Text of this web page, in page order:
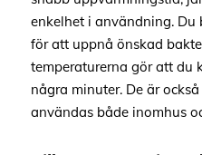
enkelhet i användning.
för att uppnå önskad
temperaturerna gör att du
några minuter. De är
användas både inomhus